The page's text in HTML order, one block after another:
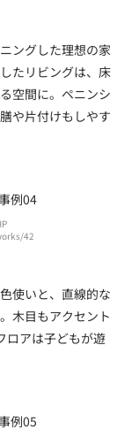
ングした理想の家
たリビングは、床
空間に。ペニンシ
や片付けもしやす
42
使いと、直線的な
木目もアクセント
ロアは子どもが遊